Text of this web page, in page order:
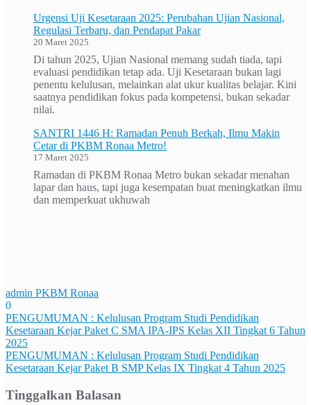
Urgensi Uji Kesetaraan 2025: Perubahan Ujian Nasional,
Regulasi Terbaru, dan Pendapat Pakar
20 Maret 2025
Di tahun 2025, Ujian Nasional memang sudah tiada, tapi
evaluasi pendidikan tetap ada. Uji Kesetaraan bukan lagi
penentu kelulusan, melainkan alat ukur kualitas belajar. Kini
saatnya pendidikan fokus pada kompetensi, bukan sekadar
nilai.
SANTRI 1446 H: Ramadan Penuh Berkah, Ilmu Makin
Cetar di PKBM Ronaa Metro!
17 Maret 2025
Ramadan di PKBM Ronaa Metro bukan sekadar menahan
lapar dan haus, tapi juga kesempatan buat meningkatkan ilmu
dan memperkuat ukhuwah
admin PKBM Ronaa
0
Navigasi
pos
PENGUMUMAN : Kelulusan Program Studi Pendidikan
Kesetaraan Kejar Paket C SMA IPA-IPS Kelas XII Tingkat 6 Tahun
2025
PENGUMUMAN : Kelulusan Program Studi Pendidikan
Kesetaraan Kejar Paket B SMP Kelas IX Tingkat 4 Tahun 2025
Tinggalkan Balasan